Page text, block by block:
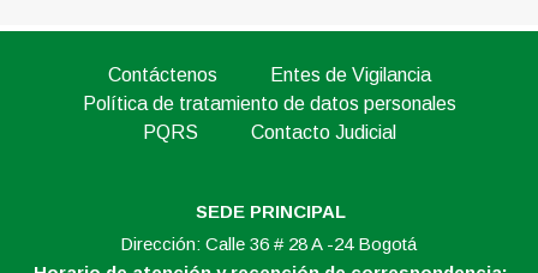
Contáctenos
Entes de Vigilancia
Política de tratamiento de datos personales
PQRS
Contacto Judicial
SEDE PRINCIPAL
Dirección: Calle 36 # 28 A -24 Bogotá